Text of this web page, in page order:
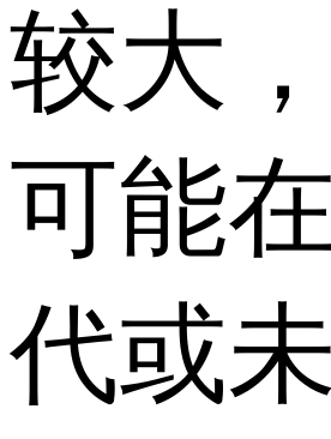
较大
可能
代或